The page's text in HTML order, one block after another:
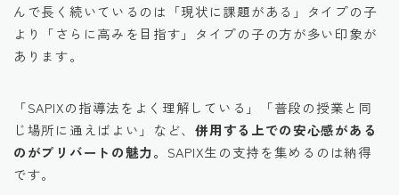
んで長く続いているのは「現状に課題がある」タイプの子
より「さらに高みを目指す」タイプの子の方が多い印象が
あります。
「SAPIXの指導法をよく理解している」「普段の授業と同
じ場所に通えばよい」など、併用する上での安心感がある
のがプリバートの魅力。 SAPIX生の支持を集めるのは納得
です。